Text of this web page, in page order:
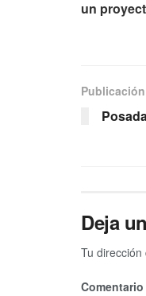
un
Deja
Tu
Comentario